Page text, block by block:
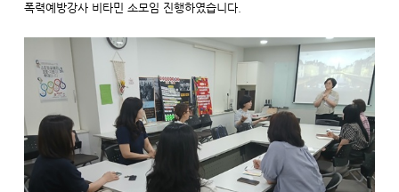
폭력예방강사 비타민 소모임 진행하였습니다.